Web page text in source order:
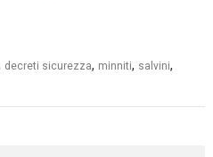
decreti sicurezza, minniti, salvini,